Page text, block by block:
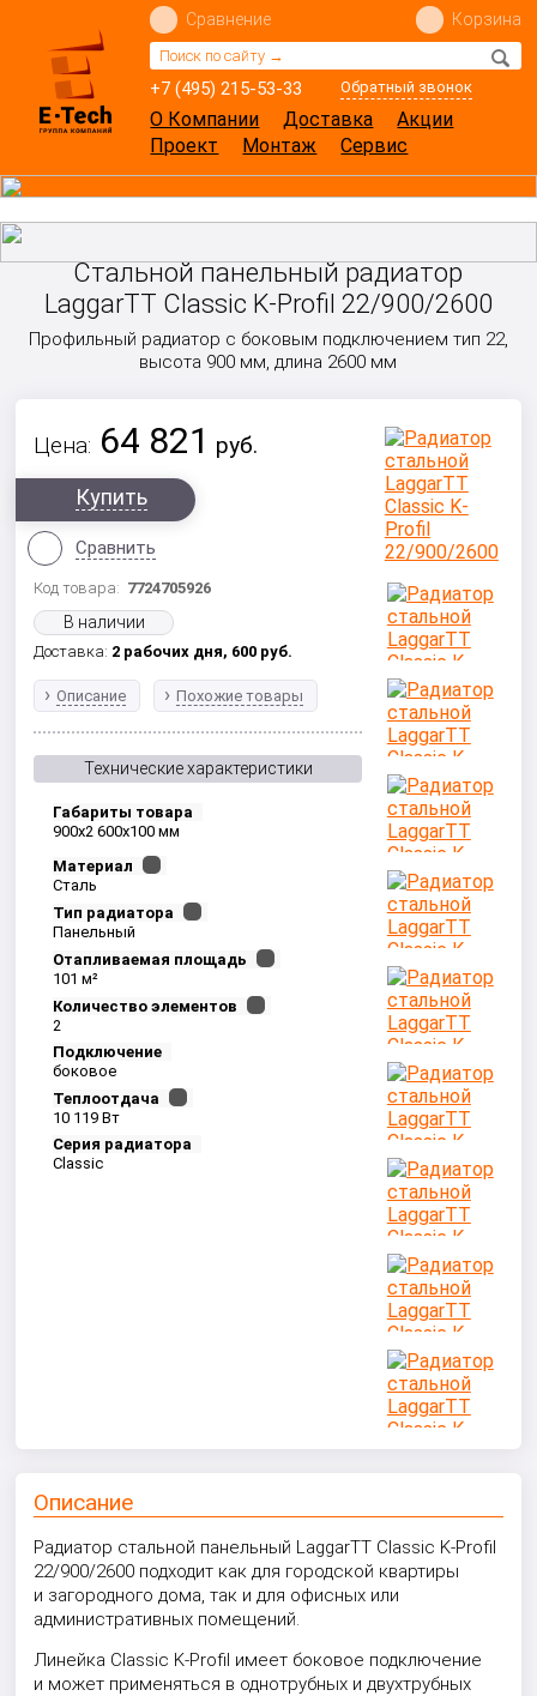
+7 (495) 215-53-33 Обратный звонок
Сравнение Корзина
О Компании Доставка
Акции
Проект
Монтаж Сервис
Стальной панельный радиатор
LaggarTT Classic K-Profil 22/900/2600
Профильный радиатор с боковым подключением тип 22,
высота 900 мм, длина 2600 мм
Цена: 64 821 руб.
Купить
Сравнить
Код товара: 7724705926
В наличии
Доставка: 2 рабочих дня, 600 руб.
Описание Похожие товары
Технические характеристики
Габариты товара
900x2 600x100 мм
Материал
Сталь
Тип радиатора
Панельный
Отапливаемая площадь
101 м²
Количество элементов
2
Подключение
боковое
Теплоотдача
10 119 Вт
Серия радиатора
Classic
Описание
Радиатор стальной панельный LaggarTT Classic K-Profil
22/900/2600 подходит как для городской квартиры
и загородного дома, так и для офисных или
административных помещений.
Линейка Classic K-Profil имеет боковое подключение
и может применяться в однотрубных и двухтрубных